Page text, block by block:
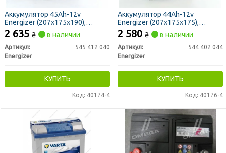
Аккумулятор 45Ah-12v
Energizer (207х175х190),
R,EN400
2 635 ₴ в наличии
Артикул:
545 412 040
Energizer
КУПИТЬ
Код: 40174-4
Аккумулятор 44Ah-12v
Energizer (207х175х175),
R,EN440
2 580 ₴ в наличии
Артикул:
544 402 044
Energizer
КУПИТЬ
Код: 40176-4